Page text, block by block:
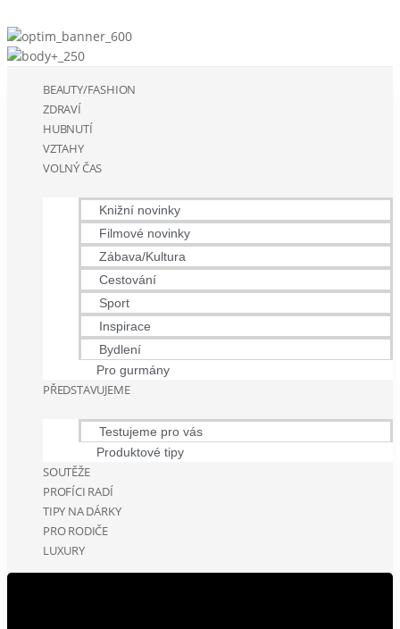
BEAUTY/FASHION
ZDRAVÍ
HUBNUTÍ
VZTAHY
VOLNÝ ČAS
Knižní novinky
Filmové novinky
Zábava/Kultura
Cestování
Sport
Inspirace
Bydlení
Pro gurmány
PŘEDSTAVUJEME
Testujeme pro vás
Produktové tipy
SOUTĚŽE
PROFÍCI RADÍ
TIPY NA DÁRKY
PRO RODIČE
LUXURY